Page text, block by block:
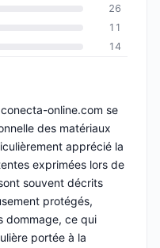
26
11
14
online.com se
des matériaux
apprécié la
exprimées lors de
souvent décrits
protégés,
dommage, ce qui
portée à la